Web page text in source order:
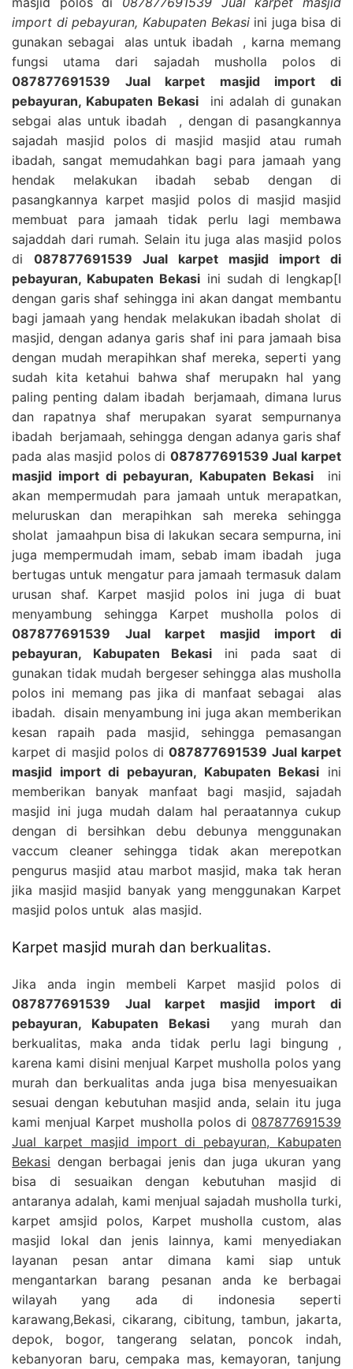
import di pebayuran, Kabupaten Bekasiini juga bisa di
gunakan sebagai alas untuk ibadah , karna memang
fungsi utama dari sajadah musholla polos di
087877691539 Jual karpet masjid import di
pebayuran, Kabupaten Bekasi ini adalah di gunakan
sebgai alas untuk ibadah , dengan di pasangkannya
sajadah masjid polos di masjid masjid atau rumah
ibadah, sangat memudahkan bagi para jamaah yang
hendak melakukan ibadah sebab dengan di
pasangkannya karpet masjid polos di masjid masjid
membuat para jamaah tidak perlu lagi membawa
sajaddah dari rumah. Selain itu juga alas masjid polos
di 087877691539 Jual karpet masjid import di
pebayuran, Kabupaten Bekasi ini sudah di lengkap[I
dengan garis shaf sehingga ini akan dangat membantu
bagi jamaah yang hendak melakukan ibadah sholat di
masjid, dengan adanya garis shaf ini para jamaah bisa
dengan mudah merapihkan shaf mereka, seperti yang
sudah kita ketahui bahwa shaf merupakn hal yang
paling penting dalam ibadah berjamaah, dimana lurus
dan rapatnya shaf merupakan syarat sempurnanya
ibadah berjamaah, sehingga dengan adanya garis shaf
pada alas masjid polos di 087877691539 Jual karpet
masjid import di pebayuran, Kabupaten Bekasiini
akan mempermudah para jamaah untuk merapatkan,
meluruskan dan merapihkan sah mereka sehingga
sholat jamaahpun bisa di lakukan secara sempurna, ini
juga mempermudah imam, sebab imam ibadah juga
bertugas untuk mengatur para jamaah termasuk dalam
urusan shaf. Karpet masjid polos ini juga di buat
menyambung sehingga Karpet musholla polos di
087877691539 Jual karpet masjid import di
pebayuran, Kabupaten Bekasi ini pada saat di
gunakan tidak mudah bergeser sehingga alas musholla
polos ini memang pas jika di manfaat sebagai alas
ibadah. disain menyambung ini juga akan memberikan
kesan rapaih pada masjid, sehingga pemasangan
karpet di masjid polos di087877691539 Jual karpet
masjid import di pebayuran, Kabupaten Bekasi ini
memberikan banyak manfaat bagi masjid, sajadah
masjid ini juga mudah dalam hal peraatannya cukup
dengan di bersihkan debu debunya menggunakan
vaccum cleaner sehingga tidak akan merepotkan
pengurus masjid atau marbot masjid, maka tak heran
jika masjid masjid banyak yang menggunakan Karpet
masjid polos untuk alas masjid.
Karpet masjid murah dan berkualitas.
Jika anda ingin membeli Karpet masjid polos di
087877691539 Jual karpet masjid import di
pebayuran, Kabupaten Bekasiyang murah dan
berkualitas, maka anda tidak perlu lagi bingung ,
karena kami disini menjual Karpet musholla polos yang
murah dan berkualitas anda juga bisa menyesuaikan
sesuai dengan kebutuhan masjid anda, selain itu juga
kami menjual Karpet musholla polos di 087877691539
Jual karpet masjid import di pebayuran, Kabupaten
Bekasi dengan berbagai jenis dan juga ukuran yang
bisa di sesuaikan dengan kebutuhan masjid di
antaranya adalah, kami menjual sajadah musholla turki,
karpet amsjid polos, Karpet musholla custom, alas
masjid lokal dan jenis lainnya, kami menyediakan
layanan pesan antar dimana kami siap untuk
mengantarkan barang pesanan anda ke berbagai
wilayah yang ada di indonesia seperti
karawang,Bekasi, cikarang, cibitung, tambun, jakarta,
depok, bogor, tangerang selatan, poncok indah,
kebanyoran baru, cempaka mas, kemayoran, tanjung